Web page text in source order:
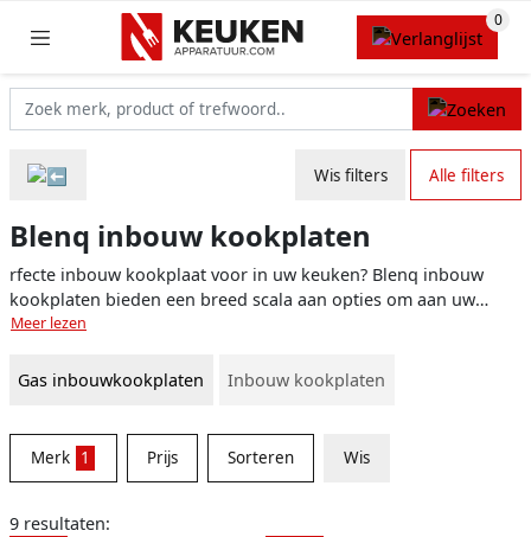
Wis filters Alle filters
Blenq inbouw kookplaten
rfecte inbouw kookplaat voor in uw keuken? Blenq inbouw
kookplaten bieden een breed scala aan opties om aan uw
specifieke behoeften en wensen te voldoen. Of u nu op zoek
keramische variant, of een moderne inductie kookplaat, Blenq
ervoor dat het bereiden van maaltijden soepel, efficiënt en
plezierig verloopt.
Meer lezen
Gas inbouwkookplaten Inbouw kookplaten
Merk 1 Prijs Sorteren Wis
9 resultaten: